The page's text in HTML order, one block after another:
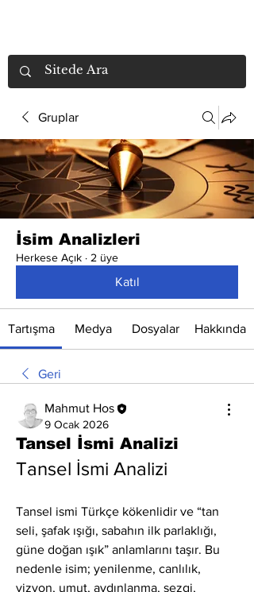
Gruplar
İsim Analizleri
Herkese Açık · 2 üye
Katıl
Tartışma Medya Dosyalar Hakkında
Geri
Mahmut Hos
9 Ocak 2026
Tansel İsmi Analizi
Tansel İsmi Analizi
Tansel ismi Türkçe kökenlidir ve “tan
seli, şafak ışığı, sabahın ilk parlaklığı,
güne doğan ışık” anlamlarını taşır. Bu
nedenle isim; yenilenme, canlılık,
vizyon, umut, aydınlanma, sezgi,